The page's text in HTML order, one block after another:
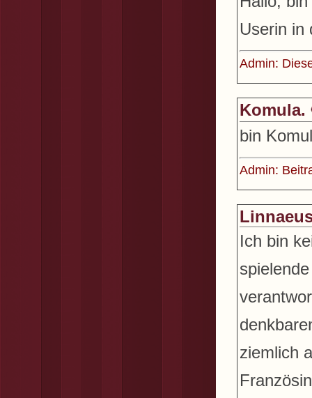
Userin in
Admin:
Komula.
bin
Admin:
Ich bin
ziemlich